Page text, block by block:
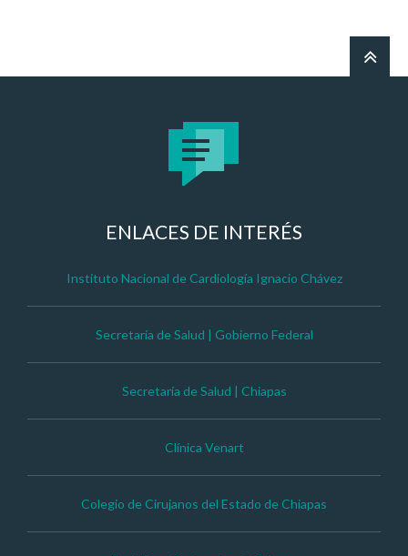
ENLACES DE INTERÉS
Instituto Nacional de Cardiología Ignacio Chávez
Secretaría de Salud | Gobierno Federal
Secretaría de Salud | Chiapas
Clínica Venart
Colegio de Cirujanos del Estado de Chiapas